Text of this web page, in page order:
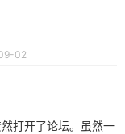
02
打开了论坛。虽然一